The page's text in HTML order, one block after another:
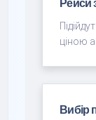
Рейси
ціною
Вибір